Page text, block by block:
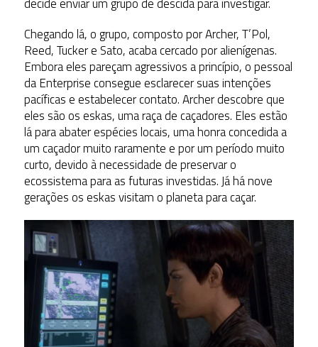
decide enviar um grupo de descida para investigar.
Chegando lá, o grupo, composto por Archer, T’Pol,
Reed, Tucker e Sato, acaba cercado por alienígenas.
Embora eles pareçam agressivos a princípio, o pessoal
da Enterprise consegue esclarecer suas intenções
pacíficas e estabelecer contato. Archer descobre que
eles são os eskas, uma raça de caçadores. Eles estão
lá para abater espécies locais, uma honra concedida a
um caçador muito raramente e por um período muito
curto, devido à necessidade de preservar o
ecossistema para as futuras investidas. Já há nove
gerações os eskas visitam o planeta para caçar.